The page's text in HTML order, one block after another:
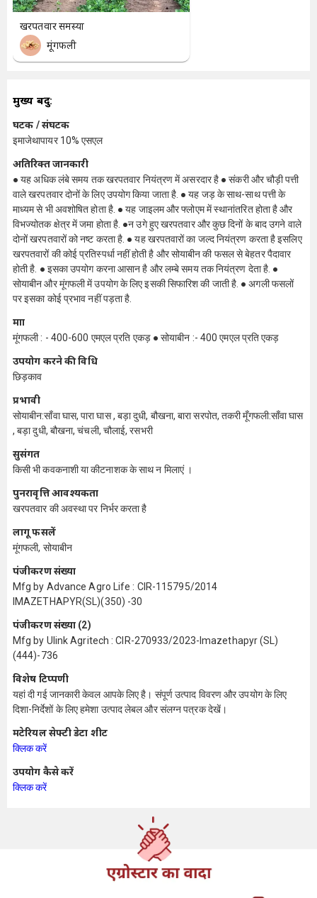
खरपतवार समस्या
मूंगफली
मुख्य बिंदु:
घटक / संघटक
इमाजेथापायर 10% एसएल
अतिरिक्त जानकारी
● यह अधिक लंबे समय तक खरपतवार नियंत्रण में असरदार है ● संकरी और चौड़ी पत्ती
वाले खरपतवार दोनों के लिए उपयोग किया जाता है. ● यह जड़ के साथ-साथ पत्ती के
माध्यम से भी अवशोषित होता है. ● यह जाइलम और फ्लोएम में स्थानांतरित होता है और
विभज्योतक क्षेत्र में जमा होता है. ●न उगे हुए खरपतवार और कुछ दिनों के बाद उगने वाले
दोनों खरपतवारों को नष्ट करता है. ● यह खरपतवारों का जल्द नियंत्रण करता है इसलिए
खरपतवारों की कोई प्रतिस्पर्धा नहीं होती है और सोयाबीन की फसल से बेहतर पैदावार
होती है. ● इसका उपयोग करना आसान है और लम्बे समय तक नियंत्रण देता है. ●
सोयाबीन और मूंगफली में उपयोग के लिए इसकी सिफारिश की जाती है. ● अगली फसलों
पर इसका कोई प्रभाव नहीं पड़ता है.
मात्रा
मूंगफली : - 400-600 एमएल प्रति एकड़ ● सोयाबीन :- 400 एमएल प्रति एकड़
उपयोग करने की विधि
छिड़काव
प्रभावी
सोयाबीन:साँवा घास, पारा घास , बड़ा दुधी, बौखना, बारा सरपोत, तकरी मूँगफली:साँवा घास
, बड़ा दुधी, बौखना, चंचली, चौलाई, रसभरी
सुसंगत
किसी भी कवकनाशी या कीटनाशक के साथ न मिलाएं ।
पुनरावृत्ति आवश्यकता
खरपतवार की अवस्था पर निर्भर करता है
लागू फसलें
मूंगफली, सोयाबीन
पंजीकरण संख्या
Mfg by Advance Agro Life : CIR-115795/2014
IMAZETHAPYR(SL)(350) -30
पंजीकरण संख्या (2)
Mfg by Ulink Agritech : CIR-270933/2023-Imazethapyr (SL)
(444)-736
विशेष टिप्पणी
यहां दी गई जानकारी केवल आपके लिए है। संपूर्ण उत्पाद विवरण और उपयोग के लिए
दिशा-निर्देशों के लिए हमेशा उत्पाद लेबल और संलग्न पत्रक देखें।
मटेरियल सेफ्टी डेटा शीट
क्लिक करें
उपयोग कैसे करें
क्लिक करें